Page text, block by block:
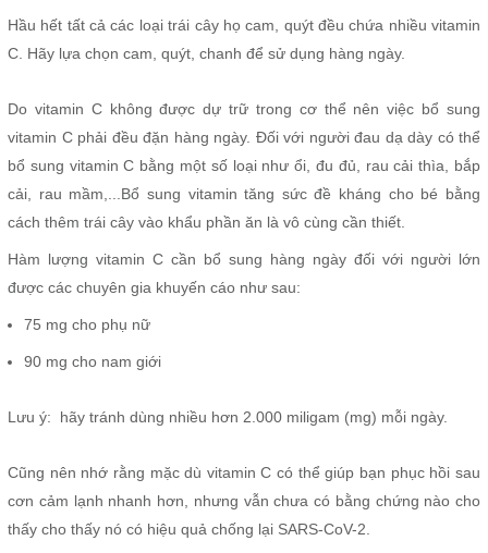
Hầu hết tất cả các loại trái cây họ cam, quýt đều chứa nhiều vitamin
C. Hãy lựa chọn cam, quýt, chanh để sử dụng hàng ngày.
Do vitamin C không được dự trữ trong cơ thể nên việc bổ sung
vitamin C phải đều đặn hàng ngày. Đối với người đau dạ dày có thể
bổ sung vitamin C bằng một số loại như ổi, đu đủ, rau cải thìa, bắp
cải, rau mầm,...Bổ sung vitamin tăng sức đề kháng cho bé bằng
cách thêm trái cây vào khẩu phần ăn là vô cùng cần thiết.
Hàm lượng vitamin C cần bổ sung hàng ngày đối với người lớn
được các chuyên gia khuyến cáo như sau:
75 mg cho phụ nữ
90 mg cho nam giới
Lưu ý: hãy tránh dùng nhiều hơn 2.000 miligam (mg) mỗi ngày.
Cũng nên nhớ rằng mặc dù vitamin C có thể giúp bạn phục hồi sau
cơn cảm lạnh nhanh hơn, nhưng vẫn chưa có bằng chứng nào cho
thấy cho thấy nó có hiệu quả chống lại SARS-CoV-2.